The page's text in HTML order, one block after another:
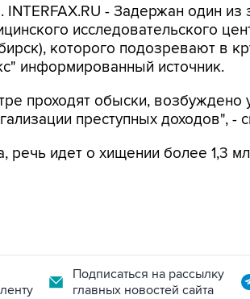
- Задержан один из
исследовательского
которого подозревают в
информированный источник.
проходят обыски, возбуждено
преступных доходов", -
речь идет о хищении более 1,3
Подписаться на рассылку
главных новостей сайта